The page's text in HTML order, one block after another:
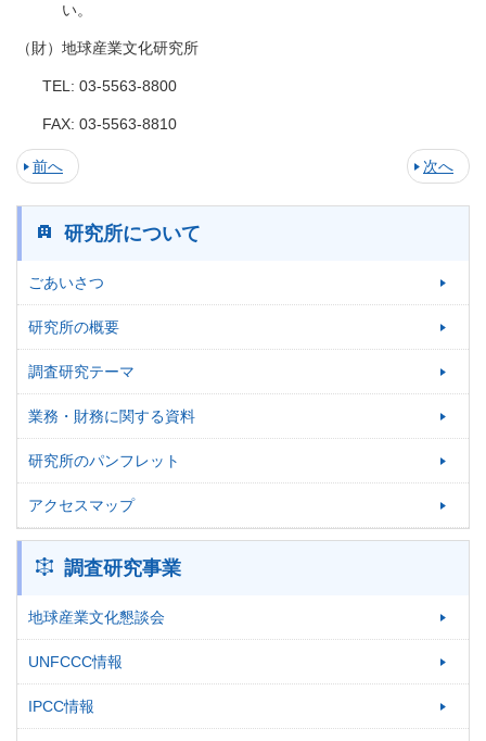
い。
（財）地球産業文化研究所
TEL: 03-5563-8800
FAX: 03-5563-8810
前へ 次へ
研究所について
ごあいさつ
研究所の概要
調査研究テーマ
業務・財務に関する資料
研究所のパンフレット
アクセスマップ
調査研究事業
地球産業文化懇談会
UNFCCC情報
IPCC情報